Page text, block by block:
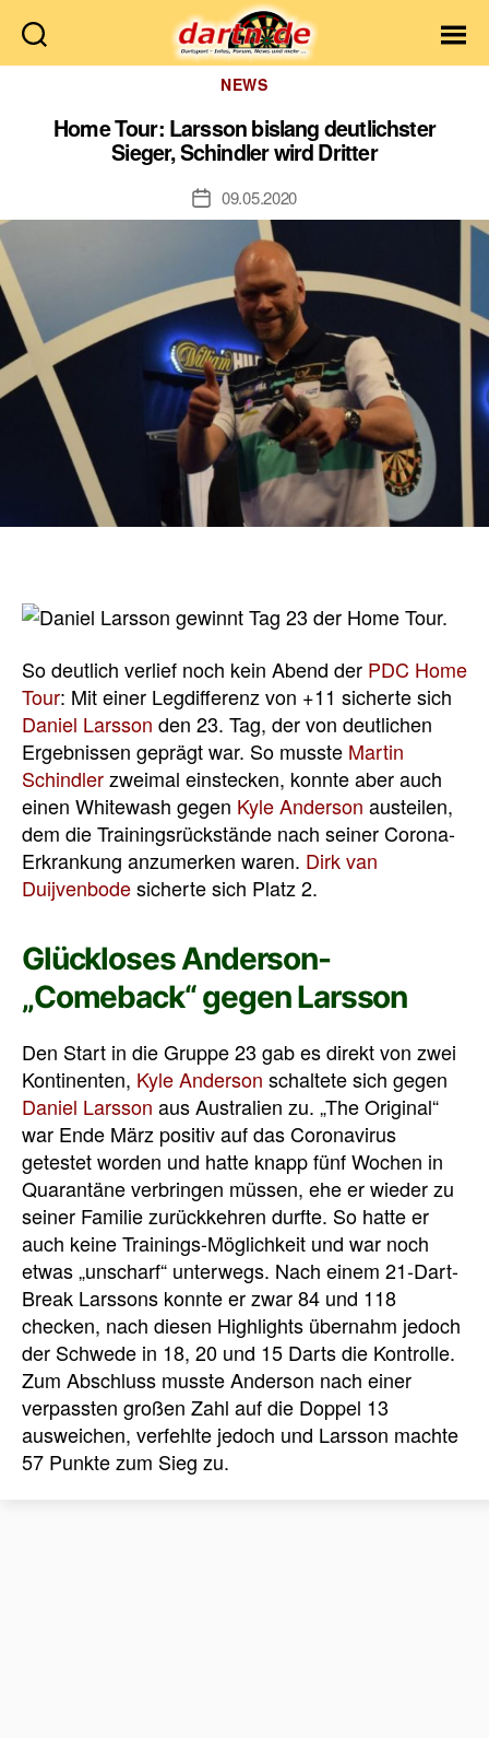
Dartn.de
Kategorien
NEWS
Home Tour: Larsson bislang deutlichster
Sieger, Schindler wird Dritter
Veröffentlichungsdatum
09.05.2020
So deutlich verlief noch kein Abend der PDC Home
Tour: Mit einer Legdifferenz von +11 sicherte sich
Daniel Larsson den 23. Tag, der von deutlichen
Ergebnissen geprägt war. So musste Martin
Schindlerzweimal einstecken, konnte aber auch
einen Whitewash gegen Kyle Anderson austeilen,
dem die Trainingsrückstände nach seiner Corona-
Erkrankung anzumerken waren. Dirk van
Duijvenbodesicherte sich Platz 2.
Glückloses Anderson-
„Comeback“ gegen Larsson
Den Start in die Gruppe 23 gab es direkt von zwei
Kontinenten, Kyle Anderson schaltete sich gegen
Daniel Larsson aus Australien zu. „The Original“
war Ende März positiv auf das Coronavirus
getestet worden und hatte knapp fünf Wochen in
Quarantäne verbringen müssen, ehe er wieder zu
seiner Familie zurückkehren durfte. So hatte er
auch keine Trainings-Möglichkeit und war noch
etwas „unscharf“ unterwegs. Nach einem 21-Dart-
Break Larssons konnte er zwar 84 und 118
checken, nach diesen Highlights übernahm jedoch
der Schwede in 18, 20 und 15 Darts die Kontrolle.
Zum Abschluss musste Anderson nach einer
verpassten großen Zahl auf die Doppel 13
ausweichen, verfehlte jedoch und Larsson machte
57 Punkte zum Sieg zu.